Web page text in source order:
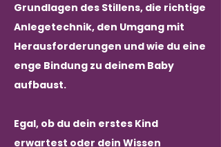
Grundlagen des Stillens, die richtige
Anlegetechnik, den Umgang mit
Herausforderungen und wie du eine
enge Bindung zu deinem Baby
aufbaust.
Egal, ob du dein erstes Kind
erwartest oder dein Wissen